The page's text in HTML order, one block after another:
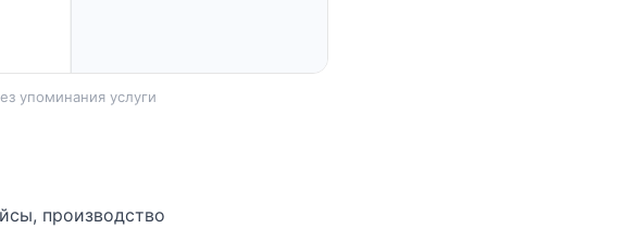
упоминания услуги
производство